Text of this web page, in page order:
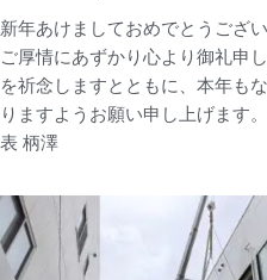
新年あけましておめでとうござ
ご厚情にあずかり心より御礼申
を祈念しますとともに、本年も
りますようお願い申し上げます
表 柄澤